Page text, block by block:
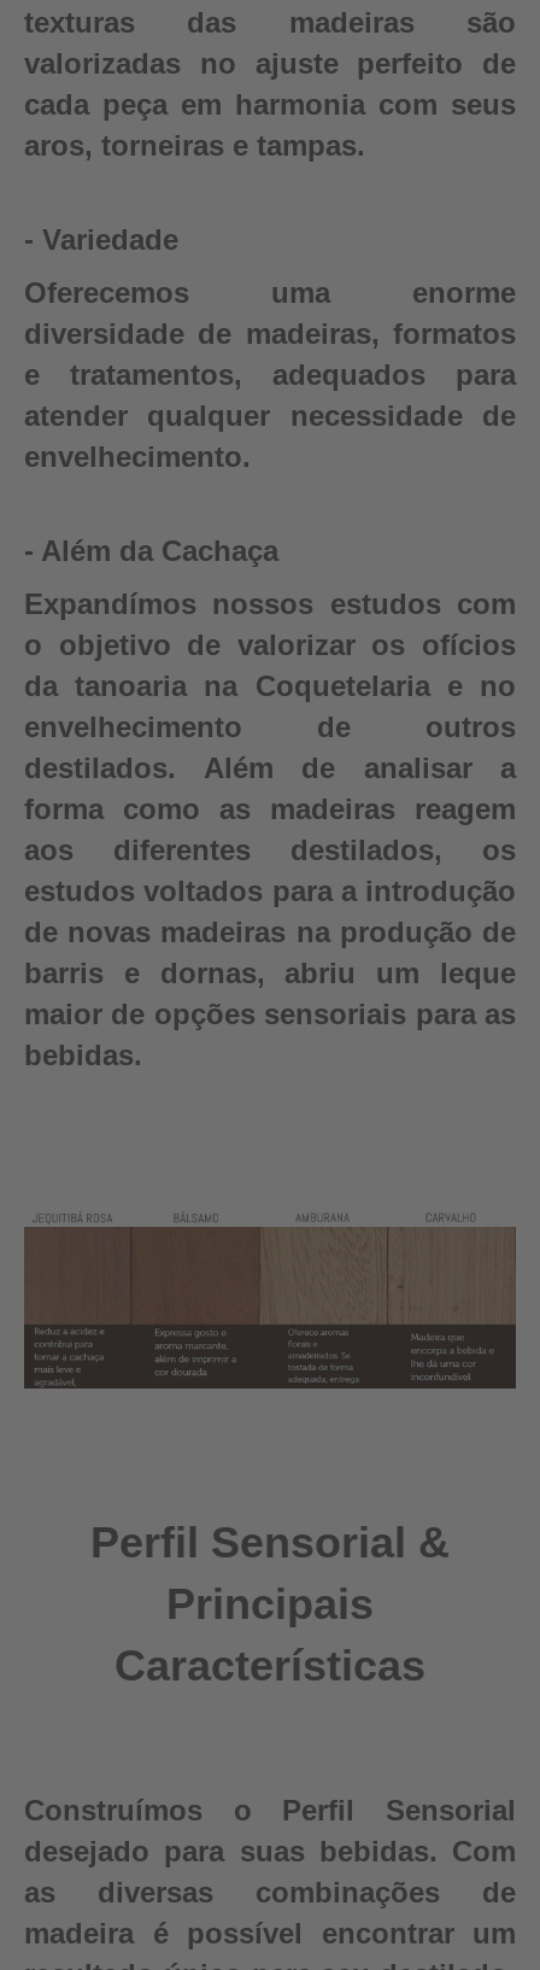
texturas das madeiras são
valorizadas no ajuste perfeito de
cada peça em harmonia com seus
aros, torneiras e tampas.
- Variedade
Oferecemos uma enorme
diversidade de madeiras, formatos
e tratamentos, adequados para
atender qualquer necessidade de
envelhecimento.
- Além da Cachaça
Expandímos nossos estudos com
o objetivo de valorizar os ofícios
da tanoaria na Coquetelaria e no
envelhecimento de outros
destilados. Além de analisar a
forma como as madeiras reagem
aos diferentes destilados, os
estudos voltados para a introdução
de novas madeiras na produção de
barris e dornas, abriu um leque
maior de opções sensoriais para as
bebidas.
Perfil Sensorial &
Principais
Características
Construímos o Perfil Sensorial
desejado para suas bebidas. Com
as diversas combinações de
madeira é possível encontrar um